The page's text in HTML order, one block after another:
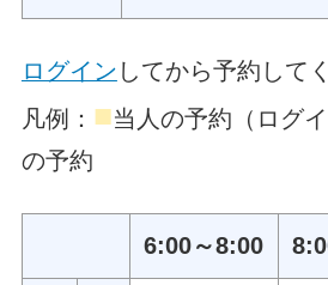
ログイン してから予約して
凡例： ■当人の予約（ログ
の予約
6:00～8:00